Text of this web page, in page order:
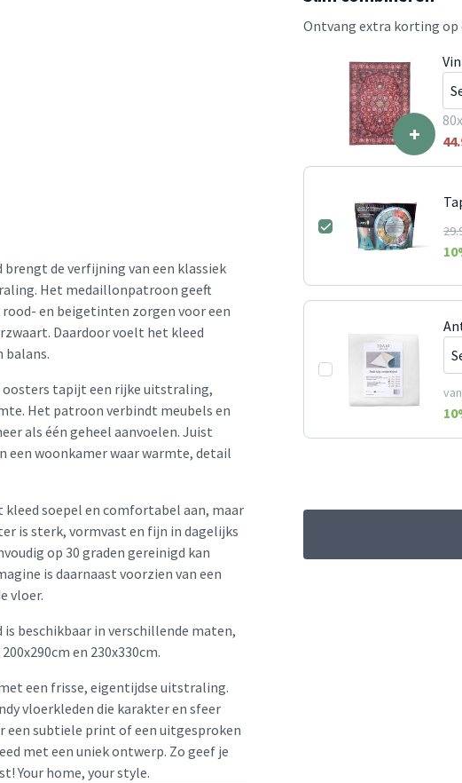
de verfijning van een klassiek
Het medaillonpatroon geeft
en beigetinten zorgen voor een
Daardoor voelt het kleed
balans.
oosters tapijt een rijke uitstraling,
Het patroon verbindt meubels en
als één geheel aanvoelen. Juist
een woonkamer waar warmte, detail
soepel en comfortabel aan, maar
is sterk, vormvast en fijn in dagelijks
op 30 graden gereinigd kan
is daarnaast voorzien van een
vloer.
beschikbaar in verschillende maten,
en 230x330cm.
een frisse, eigentijdse uitstraling.
vloerkleden die karakter en sfeer
een subtiele print of een uitgesproken
met een uniek ontwerp. Zo geef je
Your home, your style.
Ontvang extra korting op
+
10
10